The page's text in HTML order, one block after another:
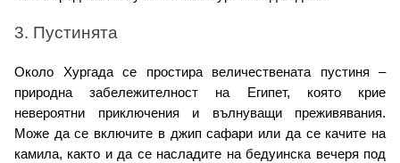
3. Пустинята
Около Хургада се простира величествената пустиня –
природна забележителност на Египет, която крие
невероятни приключения и вълнуващи преживявания.
Може да се включите в джип сафари или да се качите на
камила, както и да се насладите на бедуинска вечеря под